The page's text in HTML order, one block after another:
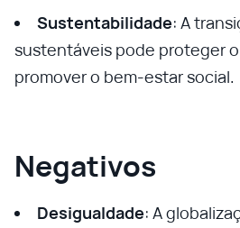
Sustentabilidade: A
sustentáveis pode proteger
promover o bem-estar social.
Negativos
Desigualdade: A